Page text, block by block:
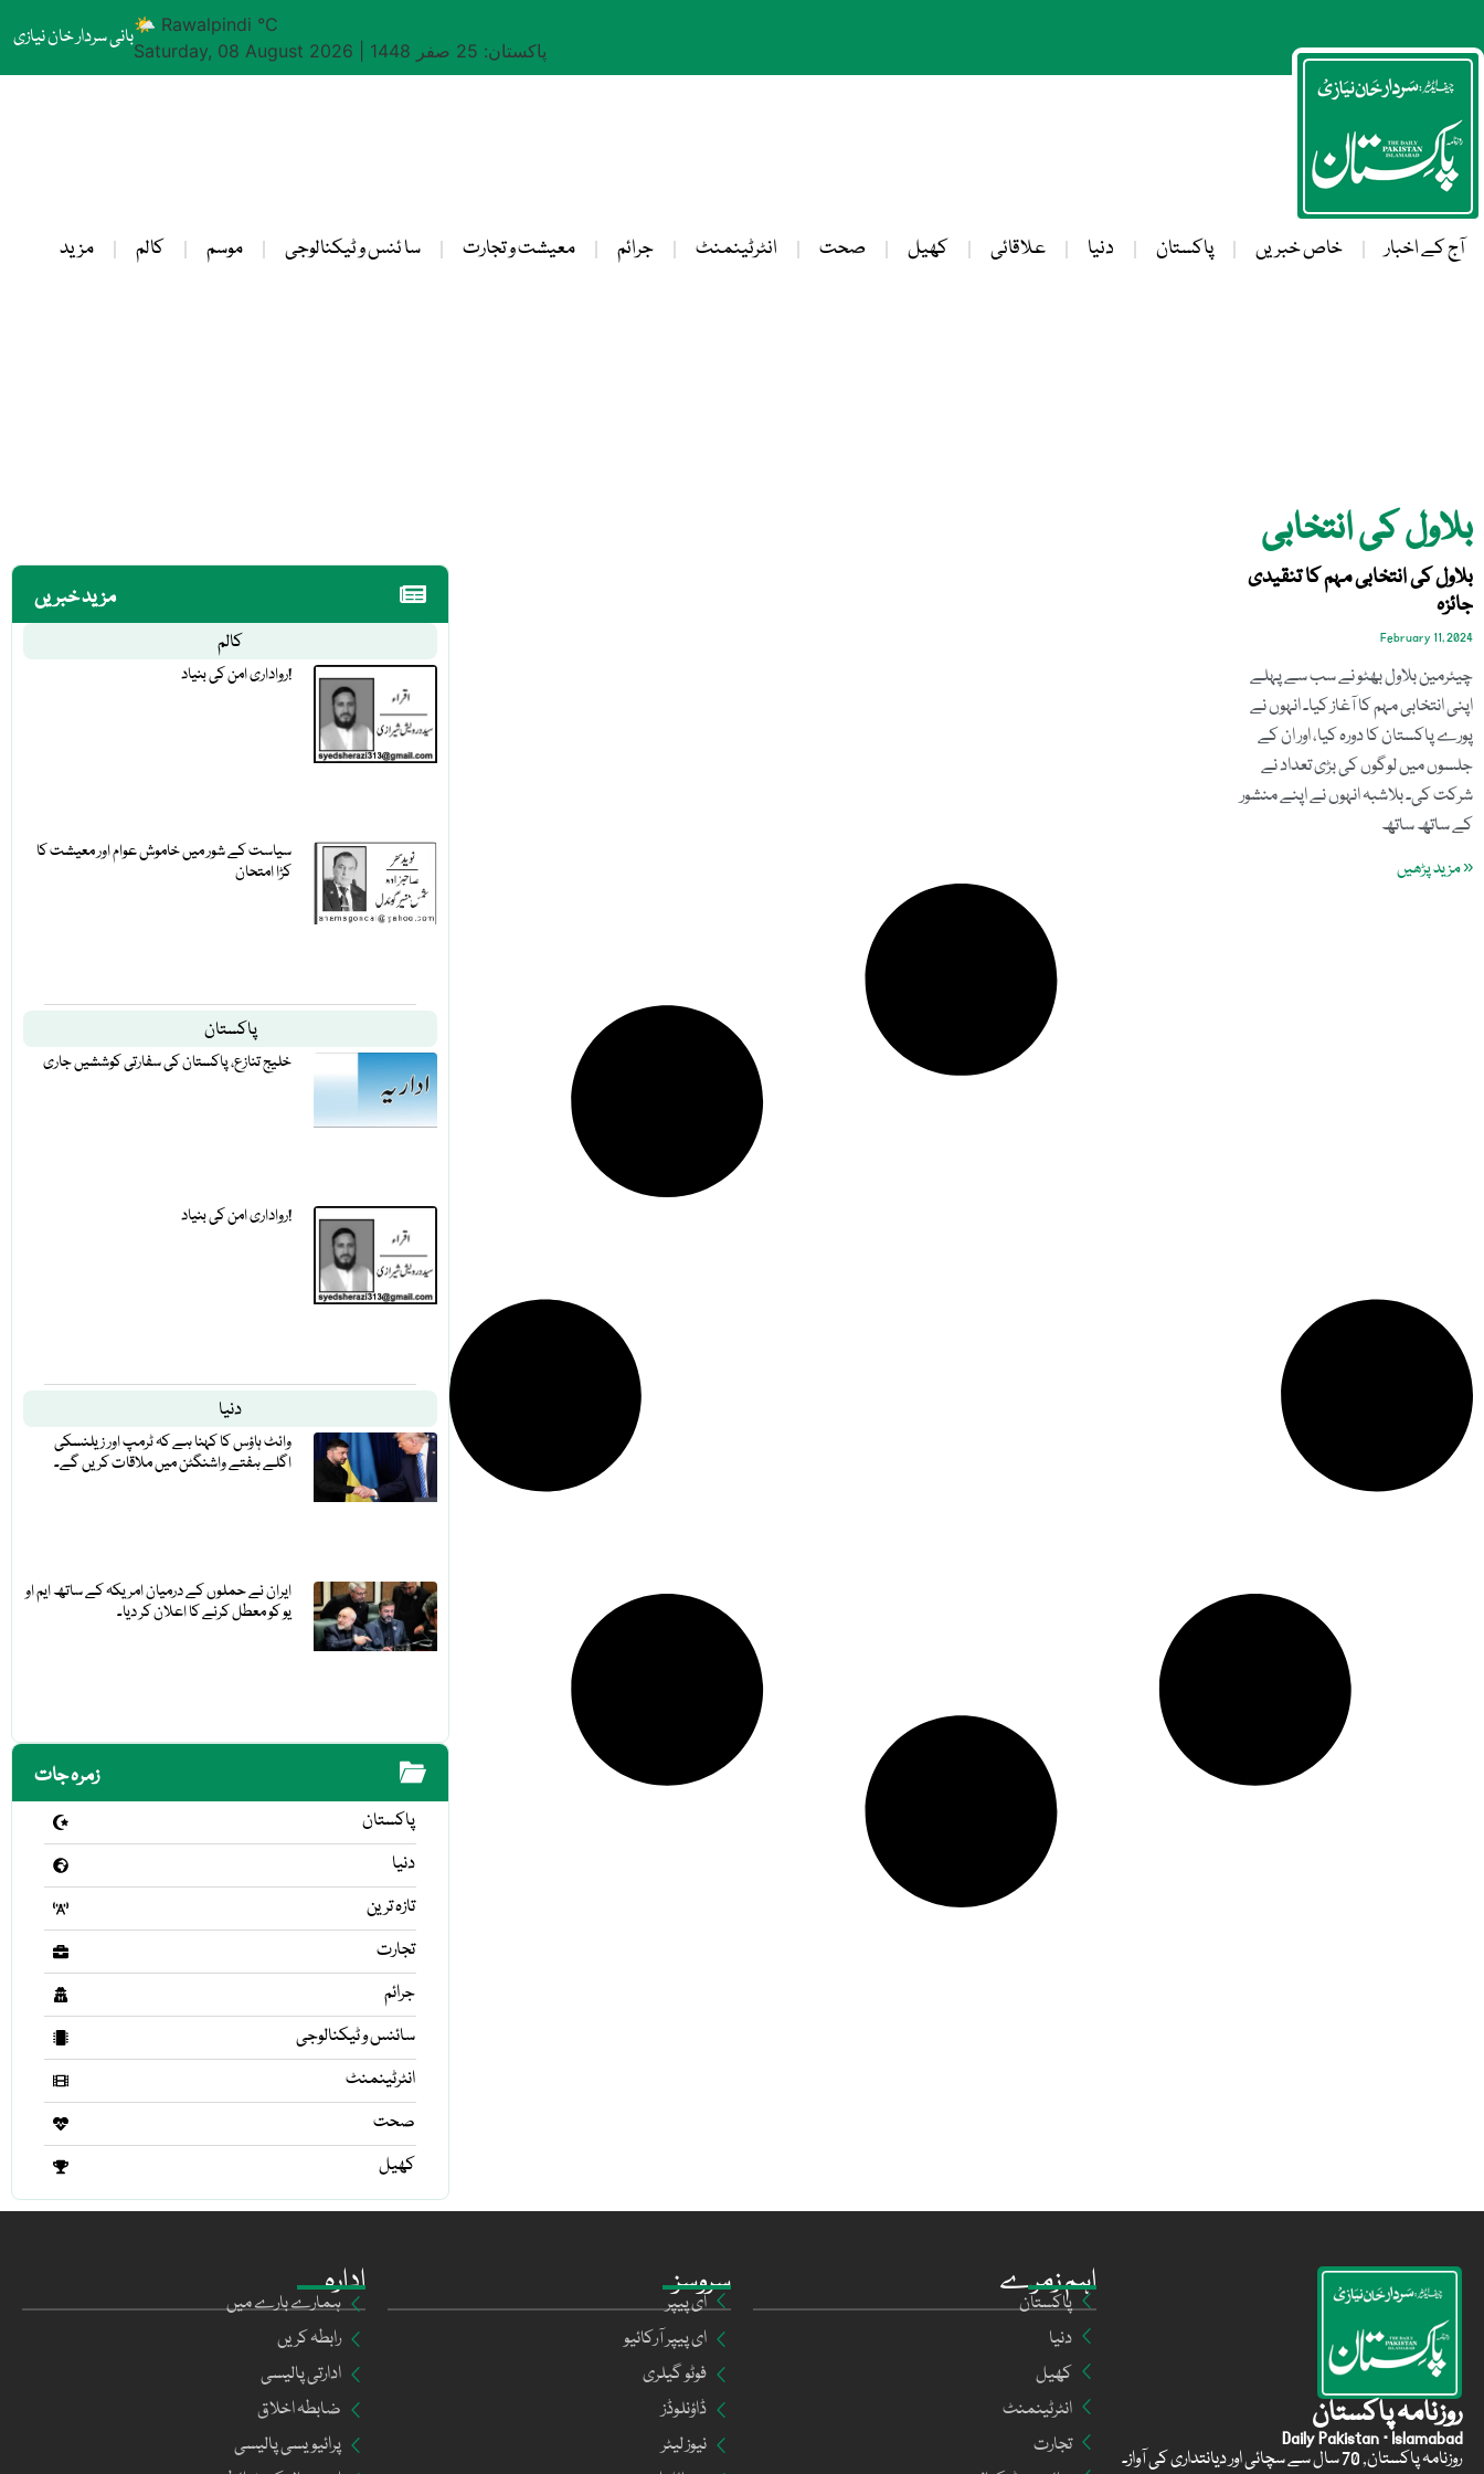
بانی سردار خان نیازی🌤 Rawalpindi °C
Saturday, 08 August 2026
پاکستان: 25 صفر 1448
آج کے اخبار خاص خبریں پاکستان دنیا علاقائی کھیل صحت انٹرٹینمنٹ جرائم معیشت و تجارت سا ئنس و ٹیکنالوجی موسم کالم مزید
بلاول کی انتخابی
مزید خبریں
کالم
رواداری امن کی بنیاد!
سیاست کے شور میں خاموش عوام اور معیشت کا
کڑا امتحان
پاکستان
خلیج تنازع، پاکستان کی سفارتی کوششیں جاری
رواداری امن کی بنیاد!
دنیا
وائٹ ہاؤس کا کہنا ہے کہ ٹرمپ اور زیلنسکی
اگلے ہفتے واشنگٹن میں ملاقات کریں گے۔
ایران نے حملوں کے درمیان امریکہ کے ساتھ ایم او
یو کو معطل کرنے کا اعلان کر دیا۔
زمرہ جات
پاکستان
دنیا
تازہ ترین
تجارت
جرائم
سائنس و ٹیکنالوجی
انٹرٹینمنٹ
صحت
کھیل
بلاول کی انتخابی مہم کا تنقیدی
جائزہ
February 11, 2024
چیئرمین بلاول بھٹو نے سب سے پہلے
اپنی انتخابی مہم کا آغاز کیا۔ انہوں نے
پورے پاکستان کا دورہ کیا، اور ان کے
جلسوں میں لوگوں کی بڑی تعداد نے
شرکت کی۔ بلاشبہ انہوں نے اپنے منشور
کے ساتھ ساتھ
« مزید پڑھیں
ادارہ
ہمارے بارے میں
رابطہ کریں
ادارتی پالیسی
ضابطہ اخلاق
پرائیویسی پالیسی
سروسز
ای پیپر
ای پیپر آرکائیو
فوٹو گیلری
ڈاؤنلوڈز
نیوز لیٹر
اہم زمرے
پاکستان
دنیا
کھیل
انٹرٹینمنٹ
تجارت
روزنامہ پاکستان
Daily Pakistan · Islamabad
روزنامہ پاکستان, 70 سال سے سچائی اور دیانتداری کی آواز۔